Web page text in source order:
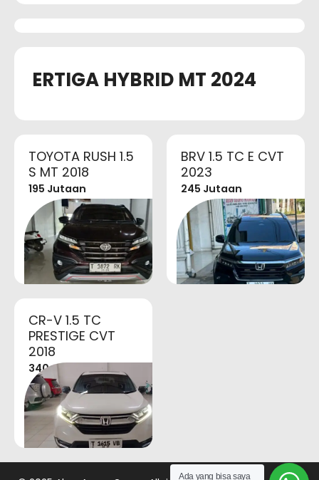
ERTIGA HYBRID MT 2024
TOYOTA RUSH 1.5
S MT 2018
195 Jutaan
BRV 1.5 TC E CVT
2023
245 Jutaan
CR-V 1.5 TC
PRESTIGE CVT
2018
340 Jutaan
Ada yang bisa saya